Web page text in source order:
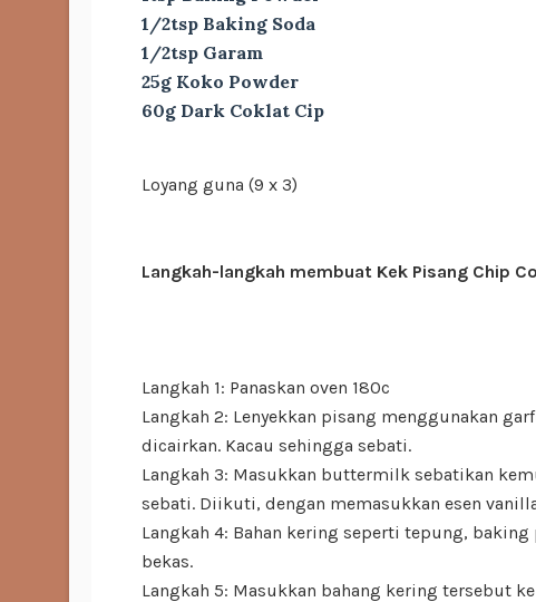
1/2tsp Baking Soda
1/2tsp Garam
25g Koko Powder
60g Dark Coklat Cip
Loyang guna (9 x 3)
Langkah-langkah membuat Kek Pisang Chip
Langkah 1: Panaskan oven 180c
Langkah 2: Lenyekkan pisang menggunakan
dicairkan. Kacau sehingga sebati.
Langkah 3: Masukkan buttermilk sebatikan
sebati. Diikuti, dengan memasukkan esen
Langkah 4: Bahan kering seperti tepung,
bekas.
Langkah 5: Masukkan bahang kering tersebut